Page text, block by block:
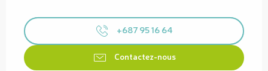
+687 95 16 64
Contactez-nous